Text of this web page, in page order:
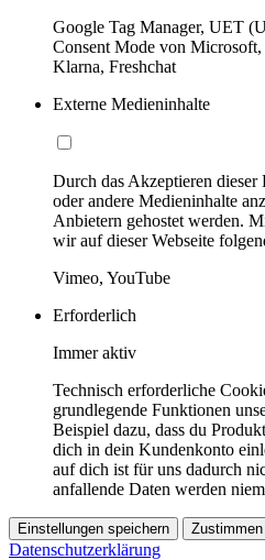
Google Tag Manager, UET
Consent Mode von
Klarna, Freshchat
Externe Medieninhalte
Durch das Akzeptieren
oder andere Medieninhalte
Anbietern gehostet werden.
wir auf dieser Webseite
Vimeo, YouTube
Erforderlich
Immer aktiv
Technisch erforderliche
grundlegende Funktionen
Beispiel dazu, dass du
dich in dein Kundenkonto
auf dich ist für uns dadurch
anfallende Daten werden
Einstellungen speichern Zustimmen
Datenschutzerklärung